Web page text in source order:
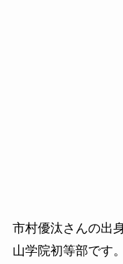
市村優汰さんの出
山学院初等部です。